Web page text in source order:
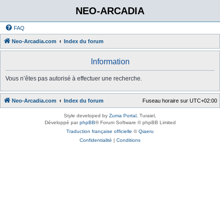
NEO-ARCADIA
FAQ
Neo-Arcadia.com Index du forum
Information
Vous n’êtes pas autorisé à effectuer une recherche.
Neo-Arcadia.com Index du forum Fuseau horaire sur UTC+02:00
Style developed by Zuma Portal , Turaiel,
Développé parphpBB® Forum Software © phpBB Limited
Traduction française officielle ©Qiaeru
Confidentialité | Conditions